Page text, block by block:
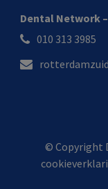
Dental Network
010 313 3985
© Copyright